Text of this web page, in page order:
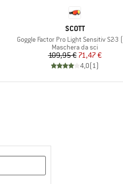
MARCHIO
SCOTT
Articolo
Goggle Factor Pro Light Sensitiv S2-3 (VLT 33-14%)
Gruppo di prodotti
Maschera da sci
Prezzo
109,95 €Prezzo ridotto
71,47 €
4,0(1)